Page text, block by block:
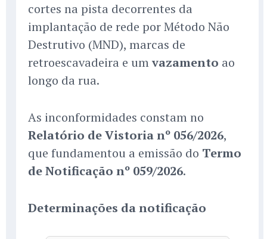
cortes na pista decorrentes da
implantação de rede por Método Não
Destrutivo (MND), marcas de
retroescavadeira e umvazamento ao
longo da rua.
As inconformidades constam no
Relatório de Vistoria nº 056/2026,
que fundamentou a emissão do Termo
de Notificação nº 059/2026.
Determinações da notificação